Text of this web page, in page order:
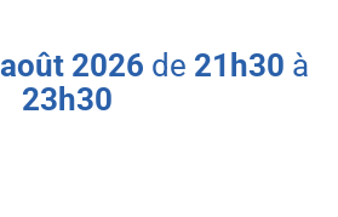
août 2026 de 21h30 à
23h30